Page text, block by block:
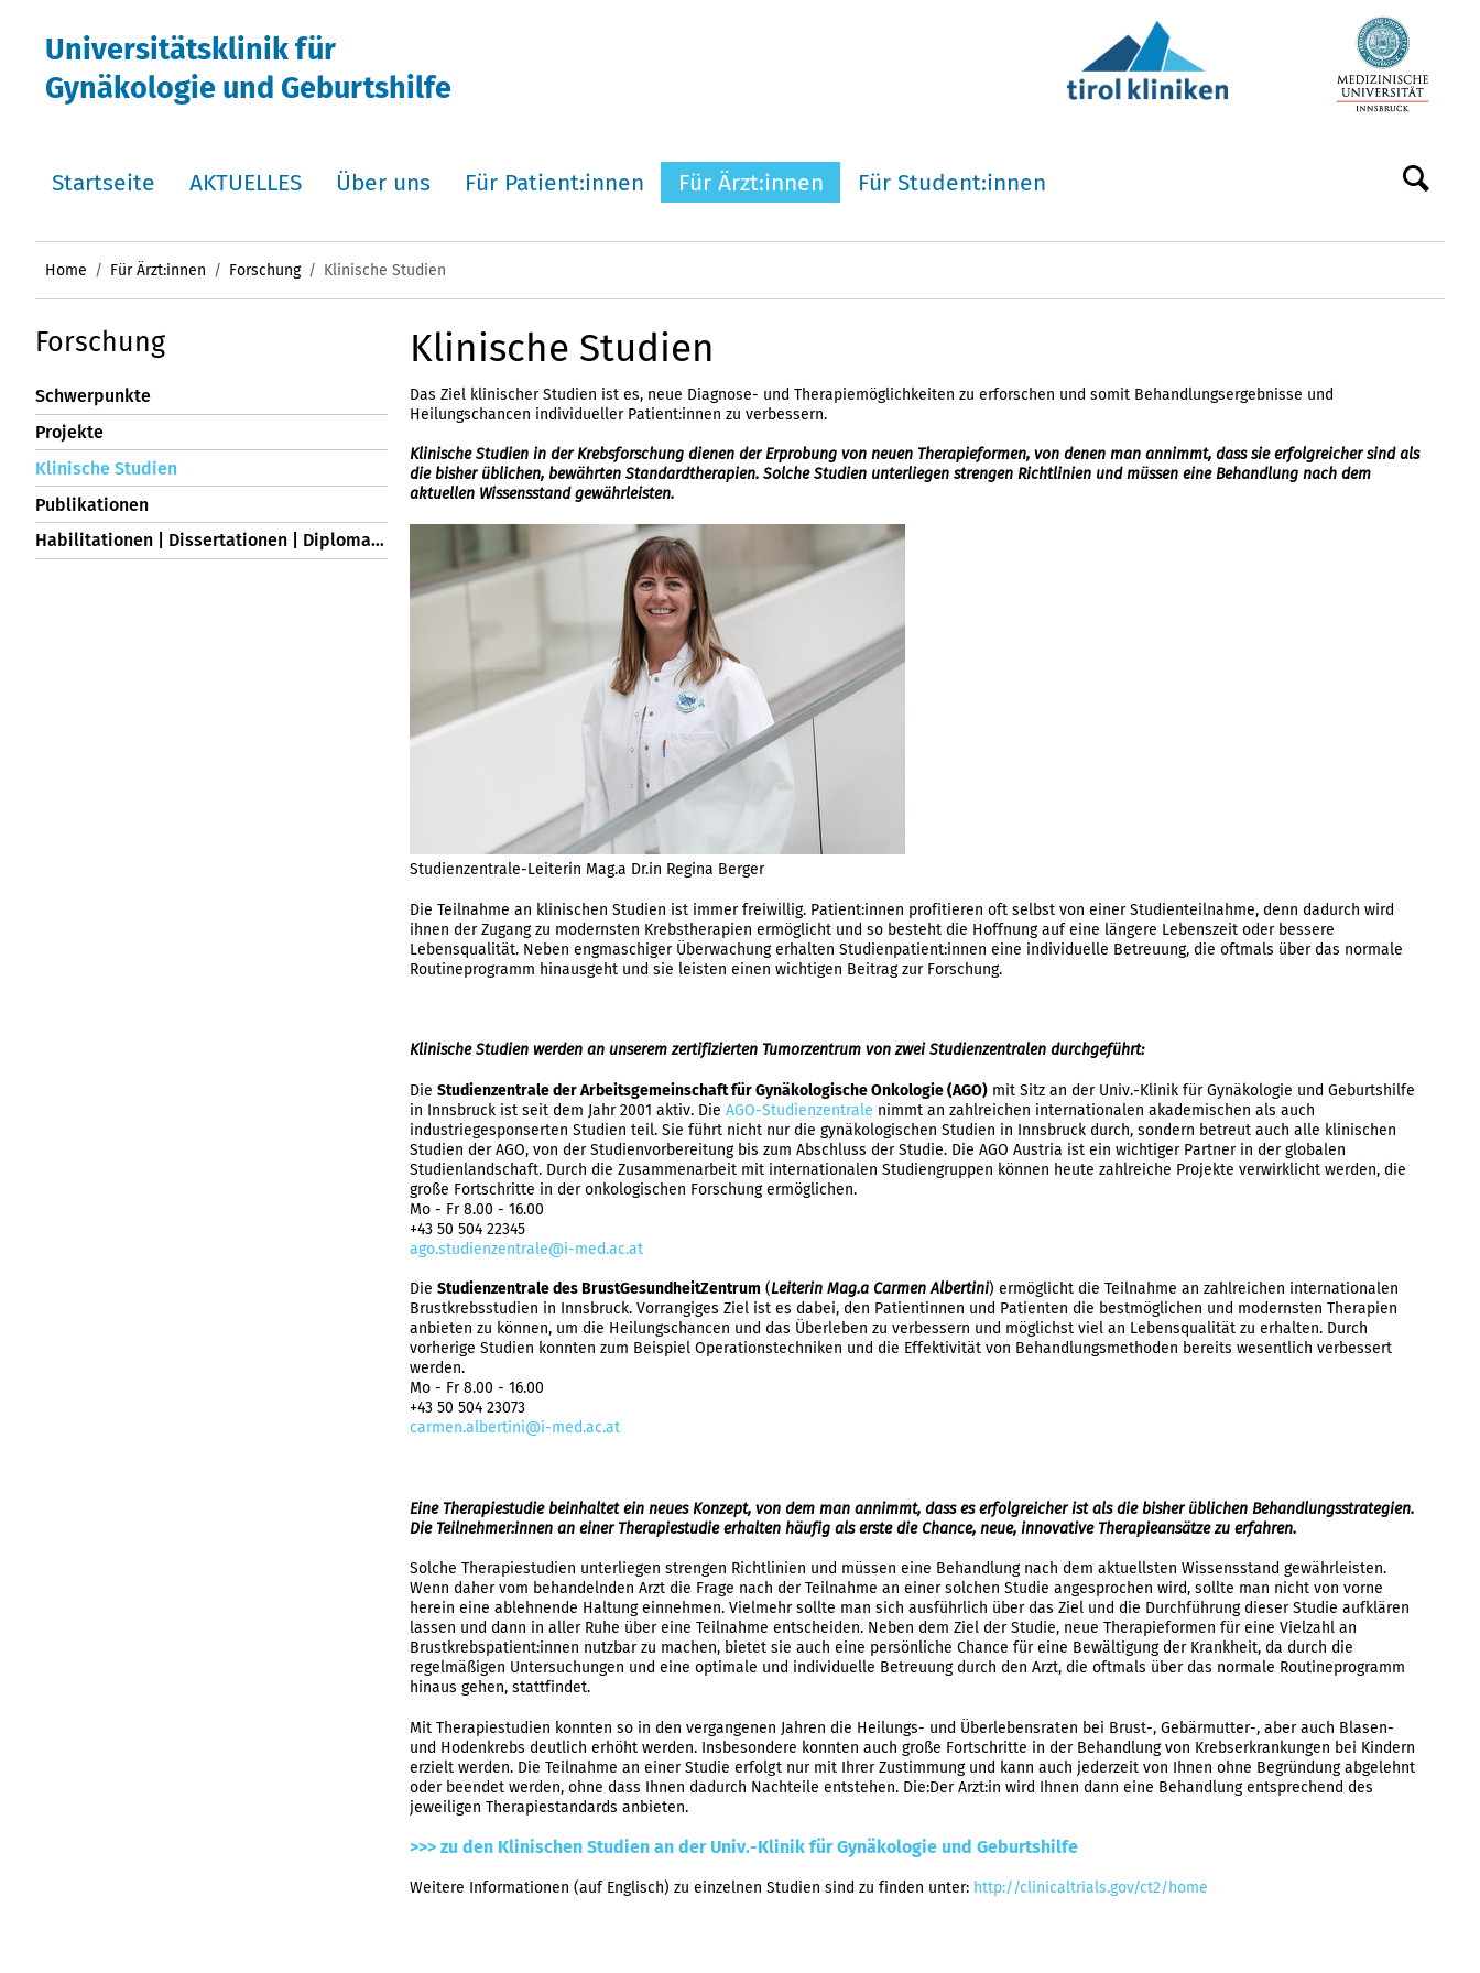
Universitätsklinik für
Gynäkologie und Geburtshilfe
Startseite AKTUELLES Über uns Für Patient:innen Für Ärzt:innen Für Student:innen
Home Für Ärzt:innen Forschung Klinische Studien
Forschung
Schwerpunkte
Projekte
Klinische Studien
Publikationen
Habilitationen | Dissertationen | Diplomarbeiten
Klinische Studien
Das Ziel klinischer Studien ist es, neue Diagnose- und Therapiemöglichkeiten zu erforschen und somit Behandlungsergebnisse und
Heilungschancen individueller Patient:innen zu verbessern.
Klinische Studien in der Krebsforschung dienen der Erprobung von neuen Therapieformen, von denen man annimmt, dass sie erfolgreicher sind als
die bisher üblichen, bewährten Standardtherapien. Solche Studien unterliegen strengen Richtlinien und müssen eine Behandlung nach dem
aktuellen Wissensstand gewährleisten.
Studienzentrale-Leiterin Mag.a Dr.in Regina Berger
Die Teilnahme an klinischen Studien ist immer freiwillig. Patient:innen profitieren oft selbst von einer Studienteilnahme, denn dadurch wird
ihnen der Zugang zu modernsten Krebstherapien ermöglicht und so besteht die Hoffnung auf eine längere Lebenszeit oder bessere
Lebensqualität. Neben engmaschiger Überwachung erhalten Studienpatient:innen eine individuelle Betreuung, die oftmals über das normale
Routineprogramm hinausgeht und sie leisten einen wichtigen Beitrag zur Forschung.
Klinische Studien werden an unserem zertifizierten Tumorzentrum von zwei Studienzentralen durchgeführt:
Die Studienzentrale der Arbeitsgemeinschaft für Gynäkologische Onkologie (AGO) mit Sitz an der Univ.-Klinik für Gynäkologie und Geburtshilfe
in Innsbruck ist seit dem Jahr 2001 aktiv. Die AGO-Studienzentrale nimmt an zahlreichen internationalen akademischen als auch
industriegesponserten Studien teil. Sie führt nicht nur die gynäkologischen Studien in Innsbruck durch, sondern betreut auch alle klinischen
Studien der AGO, von der Studienvorbereitung bis zum Abschluss der Studie. Die AGO Austria ist ein wichtiger Partner in der globalen
Studienlandschaft. Durch die Zusammenarbeit mit internationalen Studiengruppen können heute zahlreiche Projekte verwirklicht werden, die
große Fortschritte in der onkologischen Forschung ermöglichen.
Mo - Fr 8.00 - 16.00
+43 50 504 22345
ago.studienzentrale@i-med.ac.at
Die Studienzentrale des BrustGesundheitZentrum (Leiterin Mag.a Carmen Albertini) ermöglicht die Teilnahme an zahlreichen internationalen
Brustkrebsstudien in Innsbruck. Vorrangiges Ziel ist es dabei, den Patientinnen und Patienten die bestmöglichen und modernsten Therapien
anbieten zu können, um die Heilungschancen und das Überleben zu verbessern und möglichst viel an Lebensqualität zu erhalten. Durch
vorherige Studien konnten zum Beispiel Operationstechniken und die Effektivität von Behandlungsmethoden bereits wesentlich verbessert
werden.
Mo - Fr 8.00 - 16.00
+43 50 504 23073
carmen.albertini@i-med.ac.at
Eine Therapiestudie beinhaltet ein neues Konzept, von dem man annimmt, dass es erfolgreicher ist als die bisher üblichen Behandlungsstrategien.
Die Teilnehmer:innen an einer Therapiestudie erhalten häufig als erste die Chance, neue, innovative Therapieansätze zu erfahren.
Solche Therapiestudien unterliegen strengen Richtlinien und müssen eine Behandlung nach dem aktuellsten Wissensstand gewährleisten.
Wenn daher vom behandelnden Arzt die Frage nach der Teilnahme an einer solchen Studie angesprochen wird, sollte man nicht von vorne
herein eine ablehnende Haltung einnehmen. Vielmehr sollte man sich ausführlich über das Ziel und die Durchführung dieser Studie aufklären
lassen und dann in aller Ruhe über eine Teilnahme entscheiden. Neben dem Ziel der Studie, neue Therapieformen für eine Vielzahl an
Brustkrebspatient:innen nutzbar zu machen, bietet sie auch eine persönliche Chance für eine Bewältigung der Krankheit, da durch die
regelmäßigen Untersuchungen und eine optimale und individuelle Betreuung durch den Arzt, die oftmals über das normale Routineprogramm
hinaus gehen, stattfindet.
Mit Therapiestudien konnten so in den vergangenen Jahren die Heilungs- und Überlebensraten bei Brust-, Gebärmutter-, aber auch Blasen-
und Hodenkrebs deutlich erhöht werden. Insbesondere konnten auch große Fortschritte in der Behandlung von Krebserkrankungen bei Kindern
erzielt werden. Die Teilnahme an einer Studie erfolgt nur mit Ihrer Zustimmung und kann auch jederzeit von Ihnen ohne Begründung abgelehnt
oder beendet werden, ohne dass Ihnen dadurch Nachteile entstehen. Die:Der Arzt:in wird Ihnen dann eine Behandlung entsprechend des
jeweiligen Therapiestandards anbieten.
>>> zu den Klinischen Studien an der Univ.-Klinik für Gynäkologie und Geburtshilfe
Weitere Informationen (auf Englisch) zu einzelnen Studien sind zu finden unter: http://clinicaltrials.gov/ct2/home